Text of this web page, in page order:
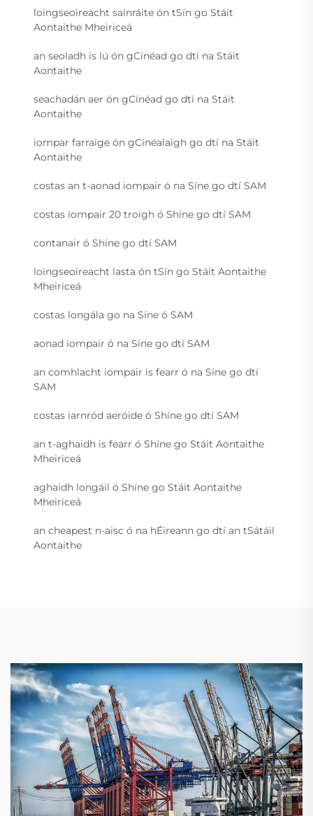
loingseoireacht sainráite ón tSín go Stáit
Aontaithe Mheiriceá
an seoladh is lú ón gCínéad go dtí na Stáit
Aontaithe
seachadán aer ón gCínéad go dtí na Stáit
Aontaithe
iompar farraige ón gCínéalaigh go dtí na Stáit
Aontaithe
costas an t-aonad iompair ó na Síne go dtí SAM
costas iompair 20 troigh ó Shíne go dtí SAM
contanair ó Shíne go dtí SAM
loingseoireacht lasta ón tSín go Stáit Aontaithe
Mheiriceá
costas longála go na Síne ó SAM
aonad iompair ó na Síne go dtí SAM
an comhlacht iompair is fearr ó na Síne go dtí
SAM
costas iarnród aeróide ó Shíne go dtí SAM
an t-aghaidh is fearr ó Shíne go Stáit Aontaithe
Mheiriceá
aghaidh longáil ó Shíne go Stáit Aontaithe
Mheiriceá
an cheapest n-aisc ó na hÉireann go dtí an tSátáil
Aontaithe